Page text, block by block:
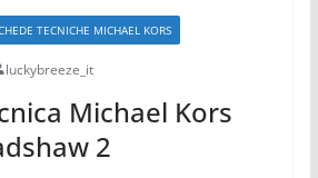
TECNICHE MICHAEL KORS
luckybreeze_it
Michael Kors
2